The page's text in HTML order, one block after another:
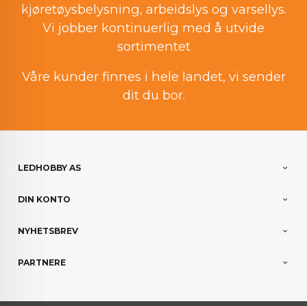
kjøretøysbelysning, arbeidslys og varsellys.
Vi jobber kontinuerlig med å utvide
sortimentet
Våre kunder finnes i hele landet, vi sender
dit du bor.
LEDHOBBY AS
DIN KONTO
NYHETSBREV
PARTNERE